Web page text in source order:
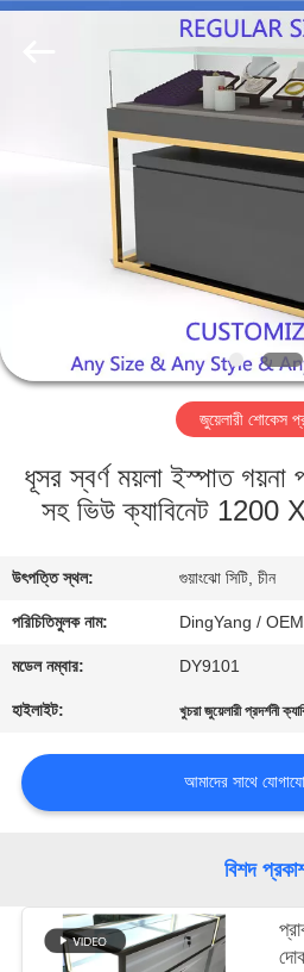
আমাদের
সম্বন্ধে
কারখানা
পরিদর্শন
গুণমান
নিয়ন্ত্রণ
একটি
উদ্ধৃতি
অনুরোধ
করুন
COMPANY
NEWS
Yang
জুয়েলারী শোকেস
ধূসর স্বর্ণ ময়লা ইস্পাত গয়না
সহ ভিউ ক্যাবিনেট
উৎপত্তি স্থল: গুয়াংঝো সিটি, চীন
পরিচিতিমুলক নাম: DingYang /
মডেল নম্বার: DY9101
হাইলাইট: খুচরা জুয়েলারী প্রদর্শনী
আমাদের সাথে
বিশদ